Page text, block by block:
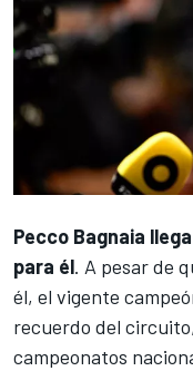
Pecco Bagnaia
para él. A pesar de
él, el vigente
recuerdo del
campeonatos